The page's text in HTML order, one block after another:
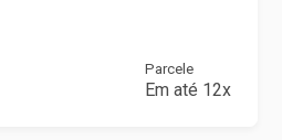
Parcele
Em até 12x